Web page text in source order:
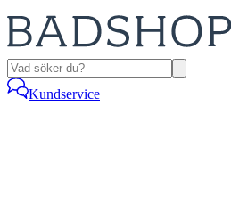
Kundservice